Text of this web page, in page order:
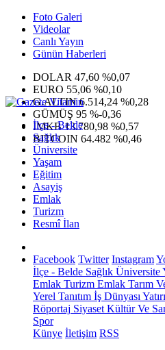
Foto Galeri
Videolar
Canlı Yayın
Günün Haberleri
DOLAR 47,60 %0,07
EURO 55,06 %0,10
G.ALTIN6.514,24 %0,28
GÜMÜŞ 95 %-0,36
IMKB13.780,98 %0,57
BITCOIN 64.482 %0,46
İlçe - Belde
Sağlık
Üniversite
Yaşam
Eğitim
Asayiş
Emlak
Turizm
Resmî İlan
Facebook Twitter Instagram
İlçe - Belde Sağlık Üniversite
Emlak Turizm Emlak Tarım
Yerel Tanıtım İş Dünyası
Röportaj Siyaset Kültür Ve
Spor
Künye İletişim RSS